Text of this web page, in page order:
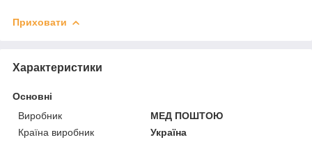
Приховати
Характеристики
Основні
Виробник
МЕД ПОШТОЮ
Країна виробник
Україна